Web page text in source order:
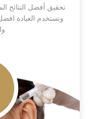
تحقيق أفضل النتائج
وتستخدم العيادة افضل